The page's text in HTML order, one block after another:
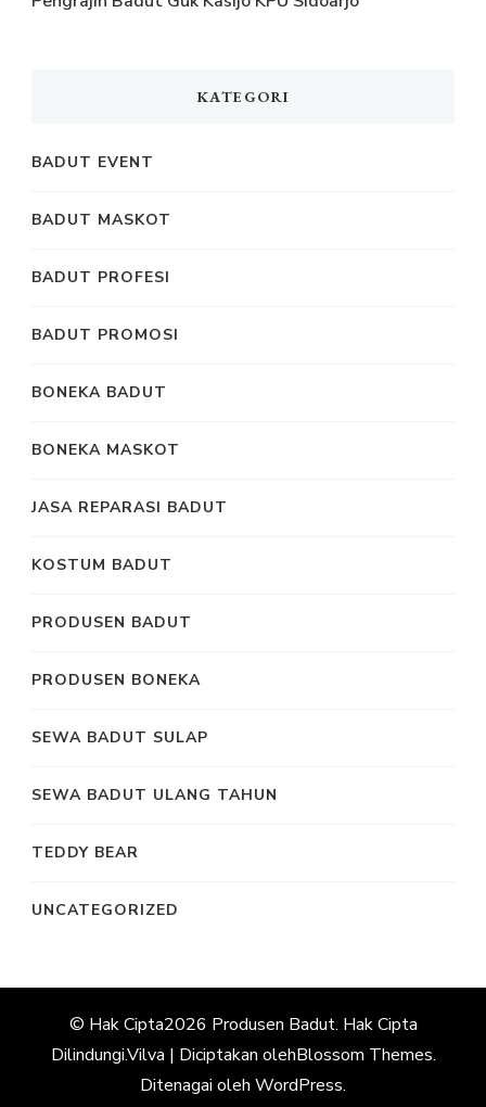
KATEGORI
BADUT EVENT
BADUT MASKOT
BADUT PROFESI
BADUT PROMOSI
BONEKA BADUT
BONEKA MASKOT
JASA REPARASI BADUT
KOSTUM BADUT
PRODUSEN BADUT
PRODUSEN BONEKA
SEWA BADUT SULAP
SEWA BADUT ULANG TAHUN
TEDDY BEAR
UNCATEGORIZED
© Hak Cipta2026 Produsen Badut. Hak Cipta
Dilindungi.Vilva | Diciptakan olehBlossom Themes.
Ditenagai oleh WordPress.